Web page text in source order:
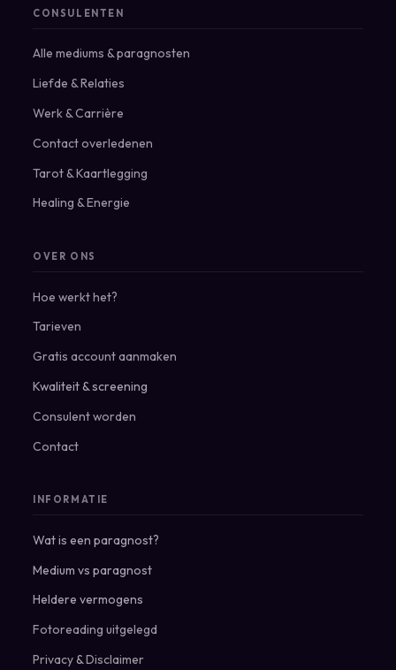
CONSULENTEN
Alle mediums & paragnosten
Liefde & Relaties
Werk & Carrière
Contact overledenen
Tarot & Kaartlegging
Healing & Energie
OVER ONS
Hoe werkt het?
Tarieven
Gratis account aanmaken
Kwaliteit & screening
Consulent worden
Contact
INFORMATIE
Wat is een paragnost?
Medium vs paragnost
Heldere vermogens
Fotoreading uitgelegd
Privacy&Disclaimer